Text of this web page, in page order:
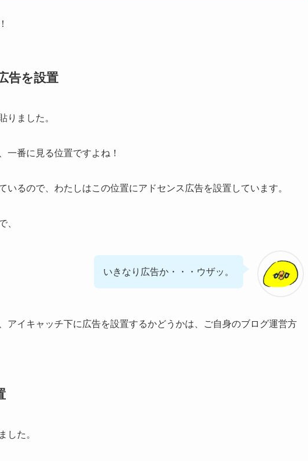
告を設置
りました。
一番に見る位置ですよね！
いるので、わたしはこの位置にアドセンス広告を設置しています。
、
いきなり広告か・・・ウザッ。
アイキャッチ下に広告を設置するかどうかは、ご自身のブログ運営方
した。